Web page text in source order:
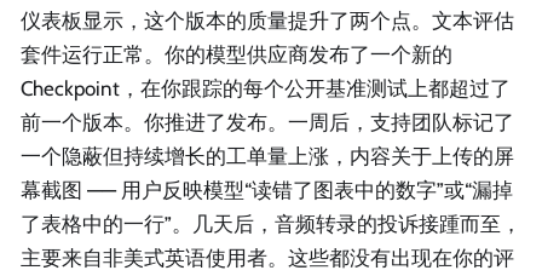
仪表板显示，这个版本的质量提升了两个点。文本评估
套件运行正常。你的模型供应商发布了一个新的
Checkpoint，在你跟踪的每个公开基准测试上都超过了
前一个版本。你推进了发布。一周后，支持团队标记了
一个隐蔽但持续增长的工单量上涨，内容关于上传的屏
幕截图 —— 用户反映模型“读错了图表中的数字”或“漏掉
了表格中的一行”。几天后，音频转录的投诉接踵而至，
主要来自非美式英语使用者。这些都没有出现在你的评